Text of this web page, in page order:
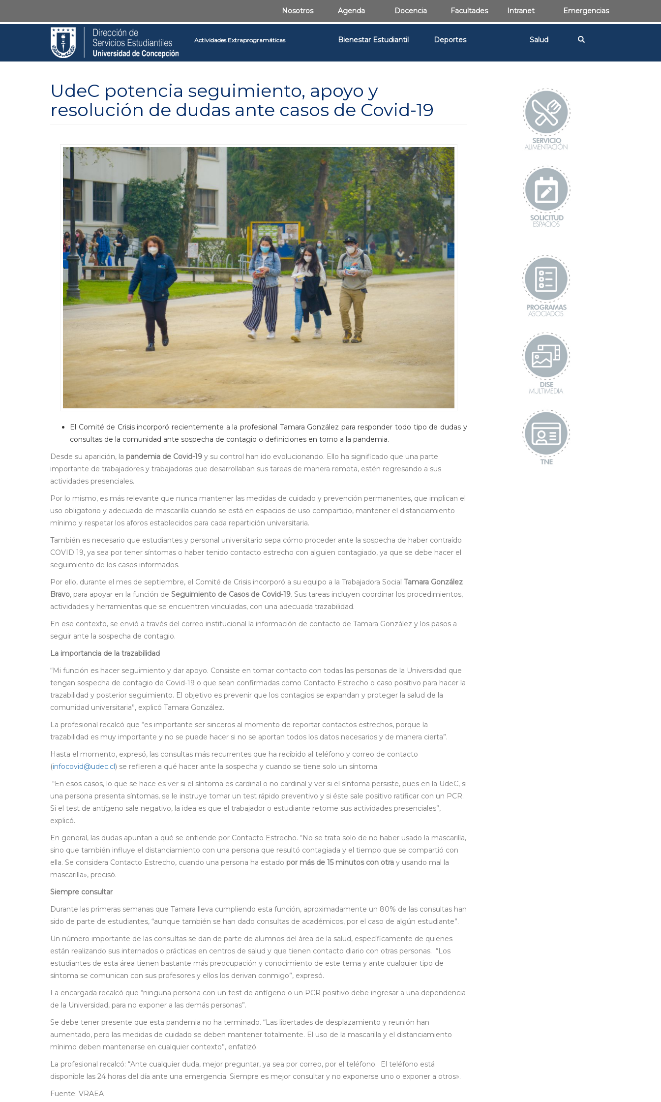
Nosotros Agenda Docencia Facultades Intranet Emergencias
Actividades Extraprogramáticas Bienestar Estudiantil Deportes Salud
UdeC potencia seguimiento, apoyo y
resolución de dudas ante casos de Covid-19
El Comité de Crisis incorporó recientemente a la profesional Tamara González para responder todo tipo de dudas y
consultas de la comunidad ante sospecha de contagio o definiciones en torno a la pandemia.
Desde su aparición, la pandemia de Covid-19 y su control han ido evolucionando. Ello ha significado que una parte
importante de trabajadores y trabajadoras que desarrollaban sus tareas de manera remota, estén regresando a sus
actividades presenciales.
Por lo mismo, es más relevante que nunca mantener las medidas de cuidado y prevención permanentes, que implican el
uso obligatorio y adecuado de mascarilla cuando se está en espacios de uso compartido, mantener el distanciamiento
mínimo y respetar los aforos establecidos para cada repartición universitaria.
También es necesario que estudiantes y personal universitario sepa cómo proceder ante la sospecha de haber contraído
COVID 19, ya sea por tener síntomas o haber tenido contacto estrecho con alguien contagiado, ya que se debe hacer el
seguimiento de los casos informados.
Por ello, durante el mes de septiembre, el Comité de Crisis incorporó a su equipo a la Trabajadora Social Tamara González
Bravo, para apoyar en la función de Seguimiento de Casos de Covid-19. Sus tareas incluyen coordinar los procedimientos,
actividades y herramientas que se encuentren vinculadas, con una adecuada trazabilidad.
En ese contexto, se envió a través del correo institucional la información de contacto de Tamara González y los pasos a
seguir ante la sospecha de contagio.
La importancia de la trazabilidad
“Mi función es hacer seguimiento y dar apoyo. Consiste en tomar contacto con todas las personas de la Universidad que
tengan sospecha de contagio de Covid-19 o que sean confirmadas como Contacto Estrecho o caso positivo para hacer la
trazabilidad y posterior seguimiento. El objetivo es prevenir que los contagios se expandan y proteger la salud de la
comunidad universitaria”, explicó Tamara González.
La profesional recalcó que “es importante ser sinceros al momento de reportar contactos estrechos, porque la
trazabilidad es muy importante y no se puede hacer si no se aportan todos los datos necesarios y de manera cierta”.
Hasta el momento, expresó, las consultas más recurrentes que ha recibido al teléfono y correo de contacto
(infocovid@udec.cl) se refieren a qué hacer ante la sospecha y cuando se tiene solo un síntoma.
“En esos casos, lo que se hace es ver si el síntoma es cardinal o no cardinal y ver si el síntoma persiste, pues en la UdeC, si
una persona presenta síntomas, se le instruye tomar un test rápido preventivo y si éste sale positivo ratificar con un PCR.
Si el test de antígeno sale negativo, la idea es que el trabajador o estudiante retome sus actividades presenciales”,
explicó.
En general, las dudas apuntan a qué se entiende por Contacto Estrecho. “No se trata solo de no haber usado la mascarilla,
sino que también influye el distanciamiento con una persona que resultó contagiada y el tiempo que se compartió con
ella. Se considera Contacto Estrecho, cuando una persona ha estado por más de 15 minutos con otra y usando mal la
mascarilla», precisó.
Siempre consultar
Durante las primeras semanas que Tamara lleva cumpliendo esta función, aproximadamente un 80% de las consultas han
sido de parte de estudiantes, “aunque también se han dado consultas de académicos, por el caso de algún estudiante”.
Un número importante de las consultas se dan de parte de alumnos del área de la salud, específicamente de quienes
están realizando sus internados o prácticas en centros de salud y que tienen contacto diario con otras personas. “Los
estudiantes de esta área tienen bastante más preocupación y conocimiento de este tema y ante cualquier tipo de
síntoma se comunican con sus profesores y ellos los derivan conmigo”, expresó.
La encargada recalcó que “ninguna persona con un test de antígeno o un PCR positivo debe ingresar a una dependencia
de la Universidad, para no exponer a las demás personas”.
Se debe tener presente que esta pandemia no ha terminado. “Las libertades de desplazamiento y reunión han
aumentado, pero las medidas de cuidado se deben mantener totalmente. El uso de la mascarilla y el distanciamiento
mínimo deben mantenerse en cualquier contexto”, enfatizó.
La profesional recalcó: “Ante cualquier duda, mejor preguntar, ya sea por correo, por el teléfono. El teléfono está
disponible las 24 horas del día ante una emergencia. Siempre es mejor consultar y no exponerse uno o exponer a otros».
Fuente: VRAEA